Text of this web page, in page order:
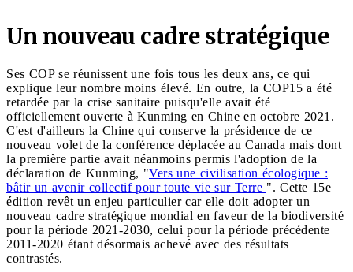
Un nouveau cadre stratégique
Ses COP se réunissent une fois tous les deux ans, ce qui
explique leur nombre moins élevé. En outre, la COP15 a été
retardée par la crise sanitaire puisqu'elle avait été
officiellement ouverte à Kunming en Chine en octobre 2021.
C'est d'ailleurs la Chine qui conserve la présidence de ce
nouveau volet de la conférence déplacée au Canada mais dont
la première partie avait néanmoins permis l'adoption de la
déclaration de Kunming, "Vers une civilisation écologique :
bâtir un avenir collectif pour toute vie sur Terre ". Cette 15e
édition revêt un enjeu particulier car elle doit adopter un
nouveau cadre stratégique mondial en faveur de la biodiversité
pour la période 2021-2030, celui pour la période précédente
2011-2020 étant désormais achevé avec des résultats
contrastés.